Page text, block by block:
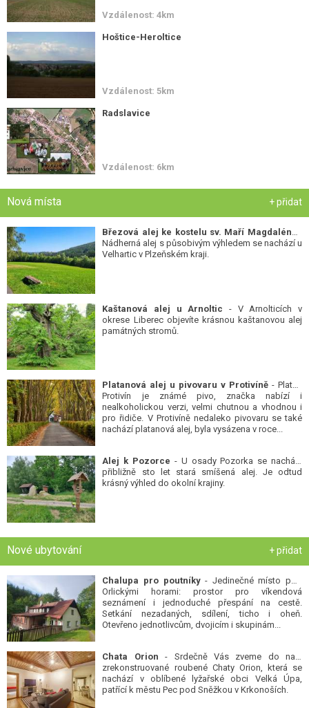
Vzdálenost: 4km
Hoštice-Heroltice
Vzdálenost: 5km
Radslavice
Vzdálenost: 6km
Nová místa + přidat
Březová alej ke kostelu sv. Maří Magdalény-
Nádherná alej s působivým výhledem se nachází u
Velhartic v Plzeňském kraji.
Kaštanová alej u Arnoltic - V Arnolticích v
okrese Liberec objevíte krásnou kaštanovou alej
památných stromů.
Platanová alej u pivovaru v Protivíně - Platan
Protivín je známé pivo, značka nabízí i
nealkoholickou verzi, velmi chutnou a vhodnou i
pro řidiče. V Protivíně nedaleko pivovaru se také
nachází platanová alej, byla vysázena v roce...
Alej k Pozorce - U osady Pozorka se nachází
přibližně sto let stará smíšená alej. Je odtud
krásný výhled do okolní krajiny.
Nové ubytování + přidat
Chalupa pro poutníky- Jedinečné místo pod
Orlickými horami: prostor pro víkendová
seznámení i jednoduché přespání na cestě.
Setkání nezadaných, sdílení, ticho i oheň.
Otevřeno jednotlivcům, dvojicím i skupinám...
Chata Orion - Srdečně Vás zveme do naší
zrekonstruované roubené Chaty Orion, která se
nachází v oblíbené lyžařské obci Velká Úpa,
patřící k městu Pec pod Sněžkou v Krkonoších.